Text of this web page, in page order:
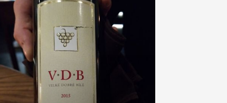
With Goat Cheese
Unicorn